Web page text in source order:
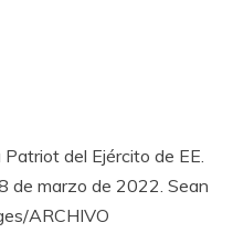
del Ejército de EE.
de marzo de 2022. Sean
ARCHIVO